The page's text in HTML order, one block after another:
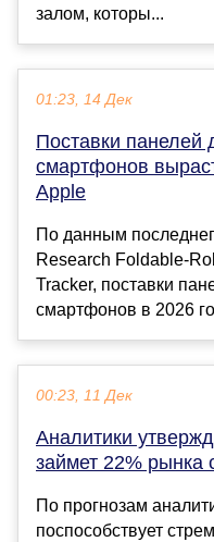
залом, которы...
01:23, 14 Дек
Поставки панелей
смартфонов
Apple
По данным
Research Foldable-
Tracker, поставки
смартфонов в 2026
00:23, 11 Дек
Аналитики
займет 22% рынка
По прогнозам
поспособствует